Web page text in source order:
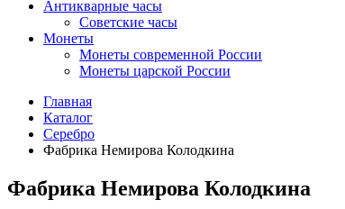
Антикварные часы
Советские часы
Монеты
Монеты современной России
Монеты царской России
Главная
Каталог
Серебро
Фабрика Немирова Колодкина
Фабрика Немирова Колодкина